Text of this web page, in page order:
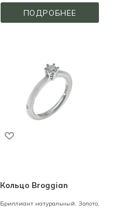
ПОДРОБНЕЕ
Кольцо Broggian
Бриллиант натуральный, Золото,